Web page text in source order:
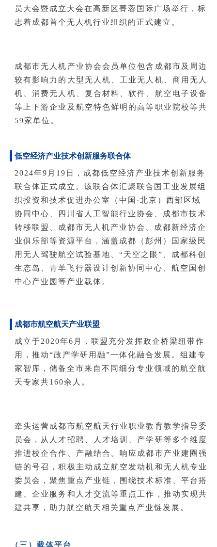
员大会暨成立大会在高新区菁蓉国际广场举行，标
志着成都首个无人机行业组织的正式建立。
成都市无人机产业协会会员单位包含成都市及周边
较有影响力的大型无人机、工业无人机、商用无人
机、消费无人机、复合材料、软件、航空电子设备
等上下游企业及航空特色鲜明的高等职业院校等共
59家单位。
低空经济产业技术创新服务联合体
2024年9月19日，成都低空经济产业技术创新服务
联合体正式成立。该联合体汇聚联合国工业发展组
织投资和技术促进办公室（中国·北京）西部区域
协同中心、四川省人工智能行业协会、成都市技术
转移联盟、成都市无人机产业协会、成都新经济企
业俱乐部等资源平台，涵盖成都（彭州）国家级民
用无人驾驶航空试验基地、“天空之眼”、成都科创
生态岛、青羊飞行器设计创新协同中心、航空国创
中心产业园等产业载体。
成都市航空航天产业联盟
成立于2020年6月，联盟充分发挥政企桥梁纽带作
用，推动“政产学研用融”一体化融合发展。组建专
家智库，储备全市来自不同细分专业领域的航空航
天专家共160余人。
牵头运营成都市航空航天行业职业教育教学指导委
员会，从人才招聘、人才培训、产学研等多个维度
推进校企合作、产融结合。响应成都市产业建圈强
链的号召，积极主动成立航空发动机和无人机专业
委员会，聚焦重点产业链，围绕技术标准、平台搭
建、企业服务和人才交流等重点工作，推动实现共
建共享，助力航空航天相关重点产业链发展。
（三）载体平台